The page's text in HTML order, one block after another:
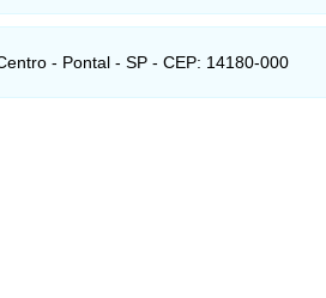
- Pontal - SP - CEP: 14180-000